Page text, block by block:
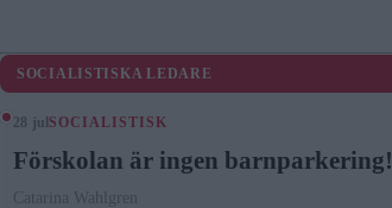
SOCIALISTISKA LEDARE
28 jul SOCIALISTISK
Förskolan är ingen barnparkering!
Catarina Wahlgren